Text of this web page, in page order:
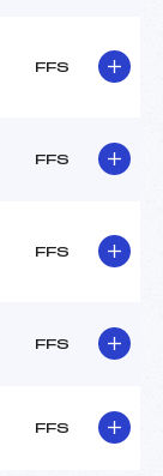
FFS
FFS
FFS
FFS
FFS